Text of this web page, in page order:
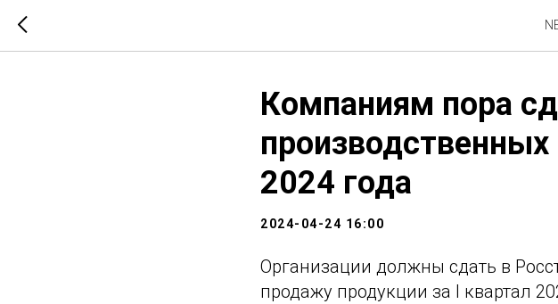
Компаниям пора
производственных
2024 года
2024-04-24 16:00
Организации должны сдать в
продажу продукции за I квартал